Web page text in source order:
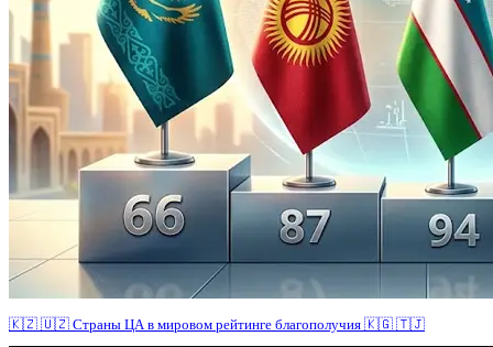
🇰🇿 🇺🇿 Страны ЦА в мировом рейтинге благополучия 🇰🇬 🇹🇯